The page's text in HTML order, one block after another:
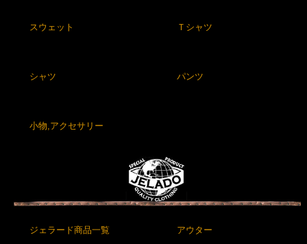
スウェット Ｔシャツ
シャツ パンツ
小物,アクセサリー
ジェラード商品一覧 アウター